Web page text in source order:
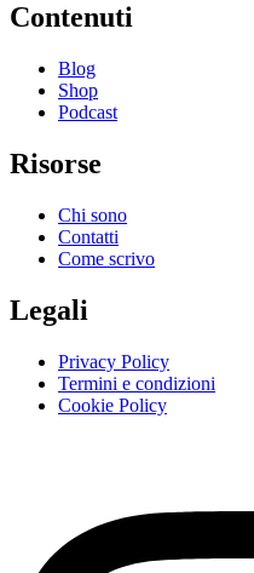
Contenuti
Blog
Shop
Podcast
Risorse
Chi sono
Contatti
Come scrivo
Legali
Privacy Policy
Termini e condizioni
Cookie Policy